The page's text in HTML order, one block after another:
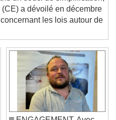
Escape will cancel
un souci de simplification,
a dévoilé en décembre
les lois autour de